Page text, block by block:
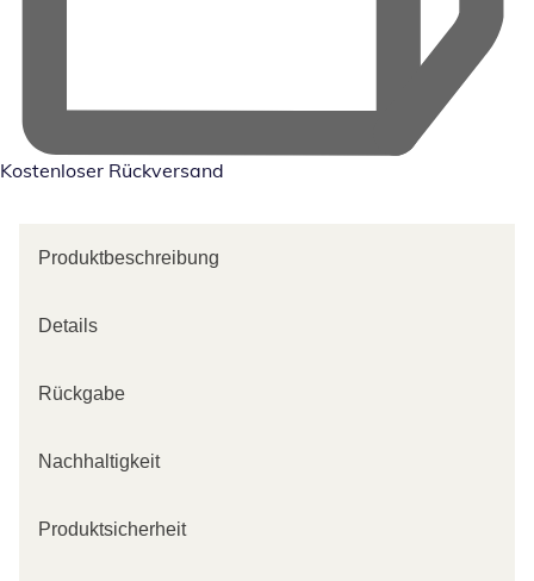
Kostenloser Rückversand
Produktbeschreibung
Details
Rückgabe
Nachhaltigkeit
Produktsicherheit